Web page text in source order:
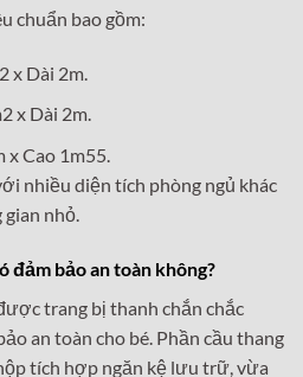
chuẩn bao gồm:
x Dài 2m.
x Dài 2m.
x Cao 1m55.
nhiều diện tích phòng ngủ khác
nhỏ.
đảm bảo an toàn không?
trang bị thanh chắn chắc
an toàn cho bé. Phần cầu thang
tích hợp ngăn kệ lưu trữ, vừa